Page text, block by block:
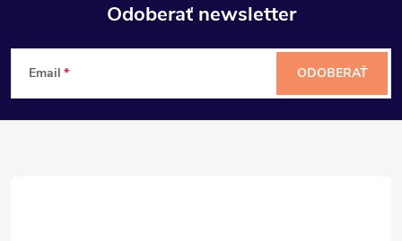
Z
á
Odoberať newsletter
Email ODOBERAŤ